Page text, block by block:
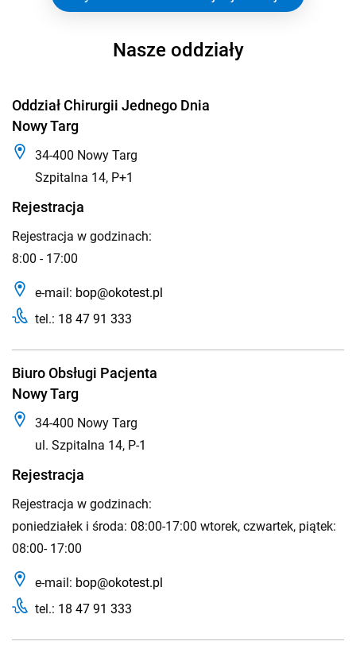
Nasze oddziały
Oddział Chirurgii Jednego Dnia
Nowy Targ
34-400 Nowy Targ
Szpitalna 14, P+1
Rejestracja
Rejestracja w godzinach:
8:00 - 17:00
e-mail: bop@okotest.pl
tel.: 18 47 91 333
Biuro Obsługi Pacjenta
Nowy Targ
34-400 Nowy Targ
ul. Szpitalna 14, P-1
Rejestracja
Rejestracja w godzinach:
poniedziałek i środa: 08:00-17:00 wtorek, czwartek, piątek:
08:00- 17:00
e-mail: bop@okotest.pl
tel.: 18 47 91 333